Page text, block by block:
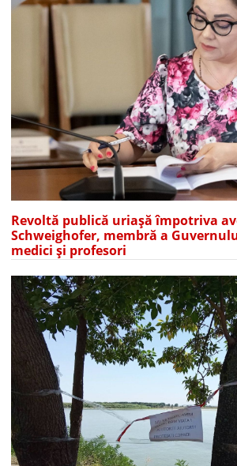
Revoltă publică uriașă împotriva
Schweighofer, membră a
medici și profesori